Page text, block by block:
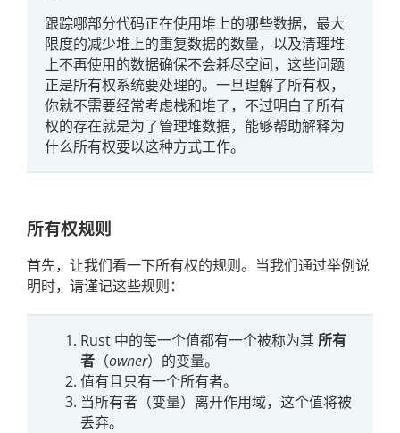
跟踪哪部分代码正在使用堆上的哪些数据，最大
限度的减少堆上的重复数据的数量，以及清理堆
上不再使用的数据确保不会耗尽空间，这些问题
正是所有权系统要处理的。一旦理解了所有权，
你就不需要经常考虑栈和堆了，不过明白了所有
权的存在就是为了管理堆数据，能够帮助解释为
什么所有权要以这种方式工作。
所有权规则
首先，让我们看一下所有权的规则。当我们通过举例说
明时，请谨记这些规则：
Rust 中的每一个值都有一个被称为其所有
者 （owner）的变量。
值有且只有一个所有者。
当所有者（变量）离开作用域，这个值将被
丢弃。